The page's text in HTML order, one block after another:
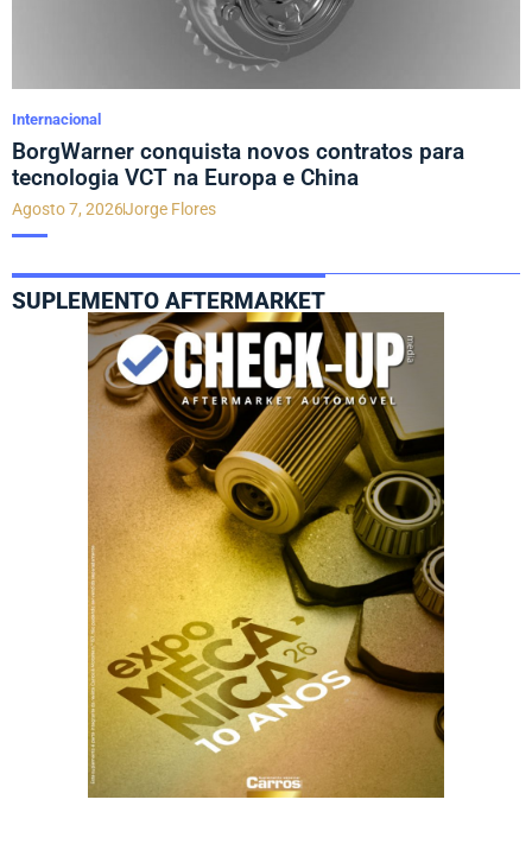
Internacional
BorgWarner conquista novos contratos para
tecnologia VCT na Europa e China
Agosto 7, 2026Jorge Flores
SUPLEMENTO AFTERMARKET